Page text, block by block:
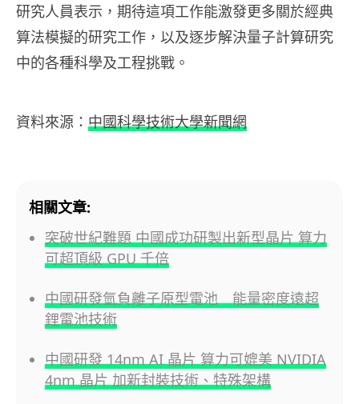
研究人員表示，期待這項工作能激發更多關於經典
算法模擬的研究工作，以及逐步解決量子計算研究
中的各種科學及工程挑戰。
資料來源： 中國科學技術大學新聞網
相關文章:
突破世紀難題 中國成功研製出新型晶片 算力
可超頂級 GPU 千倍
中國研發氫負離子原型電池 能量密度遠超
鋰電池技術
中國研發 14nm AI 晶片 算力可媲美 NVIDIA
4nm 晶片 加新封裝技術、特殊架構